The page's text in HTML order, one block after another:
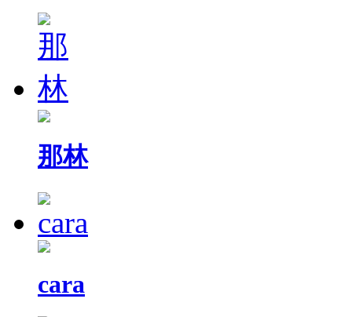
那林
cara